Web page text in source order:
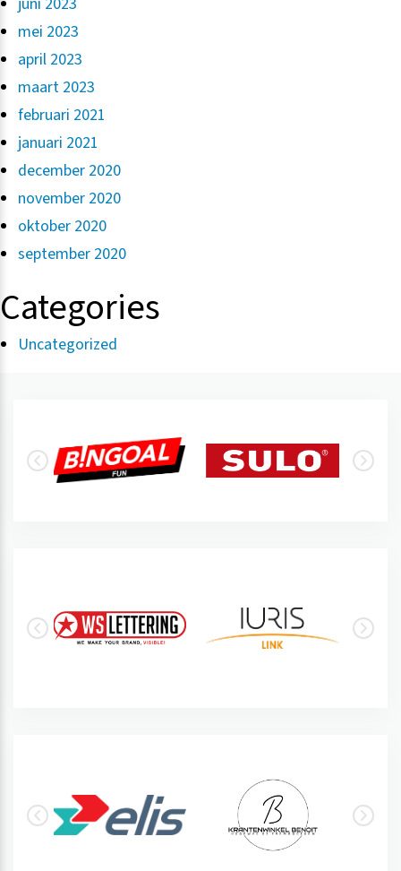
mei 2023
april 2023
maart 2023
februari 2021
januari 2021
december 2020
november 2020
oktober 2020
september 2020
Categories
Uncategorized